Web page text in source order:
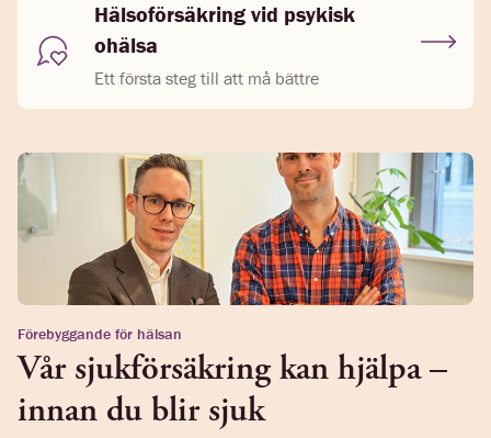
Hälsoförsäkring vid psykisk
ohälsa
Ett första steg till att må bättre
Förebyggande för hälsan
Vår sjukförsäkring kan hjälpa –
innan du blir sjuk